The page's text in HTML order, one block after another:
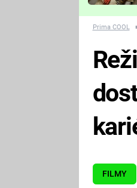
Prima COOL
FILMY